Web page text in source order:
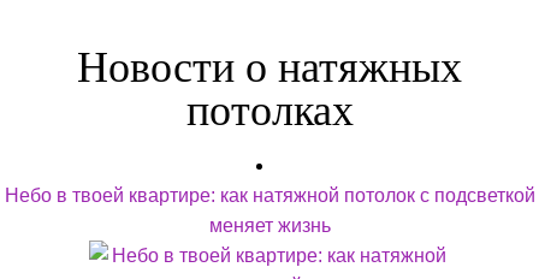
Новости о натяжных
потолках
Небо в твоей квартире: как натяжной потолок с подсветкой
меняет жизнь